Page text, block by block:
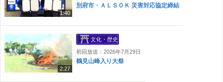
1:40
別府市・ＡＬＳＯＫ 災害対応協定締結
2:27
文化・歴史
初回放送：2026年7月29日
鶴見山峰入り大祭